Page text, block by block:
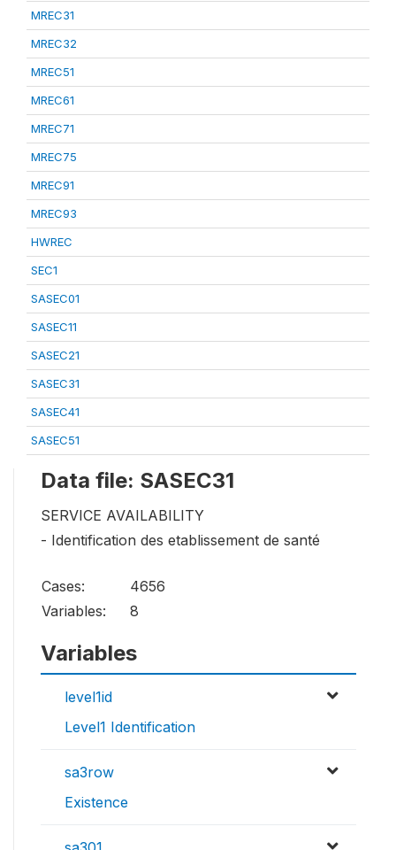
MREC31
MREC32
MREC51
MREC61
MREC71
MREC75
MREC91
MREC93
HWREC
SEC1
SASEC01
SASEC11
SASEC21
SASEC31
SASEC41
SASEC51
Data file: SASEC31
SERVICE AVAILABILITY
- Identification des etablissement de santé
Cases:
4656
Variables:
8
Variables
level1id
Level1 Identification
sa3row
Existence